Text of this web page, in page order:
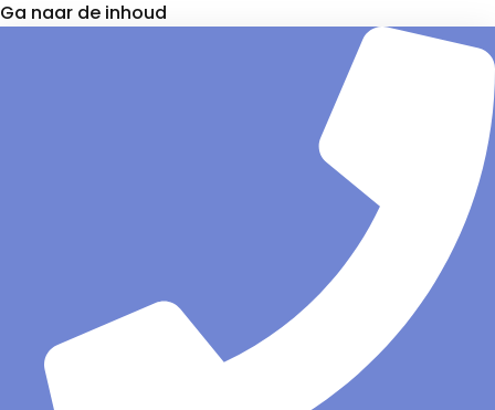
Ga naar de inhoud